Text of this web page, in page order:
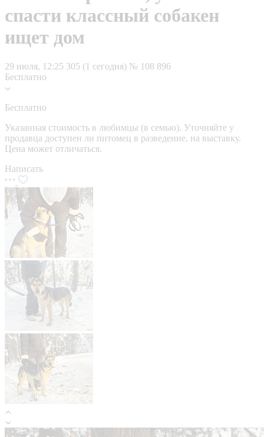
спасти классный собакен
ищет дом
29 июля, 12:25 305 (1 сегодня) № 108 896
Бесплатно
Бесплатно
Указанная стоимость в любимцы (в семью). Уточняйте у
продавца доступен ли питомец в разведение, на выставку.
Цена может отличаться.
Написать